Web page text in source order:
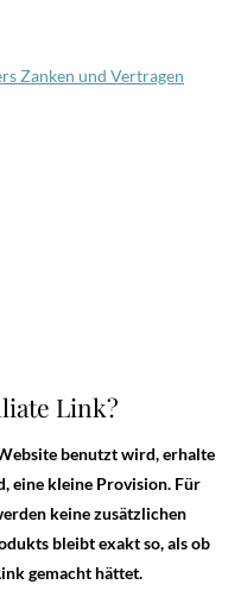
Zanken und Vertragen
Link?
benutzt wird, erhalte
eine kleine Provision. Für
keine zusätzlichen
bleibt exakt so, als ob
gemacht hättet.